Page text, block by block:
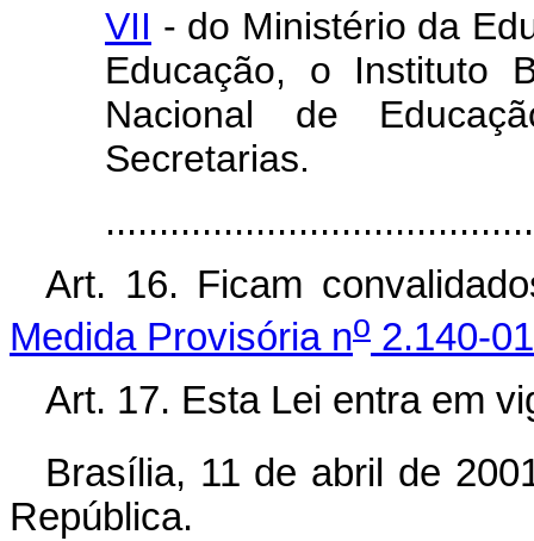
VII - do Ministério da
Educação, o Instituto
Nacional de
Secretarias.
Art. 16. Ficam
Medida Provisória no 2.140-
Art. 17. Esta Lei entra em
Brasília, 11 de abril de
República.